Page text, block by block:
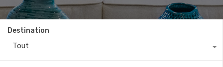
Destination
Tout